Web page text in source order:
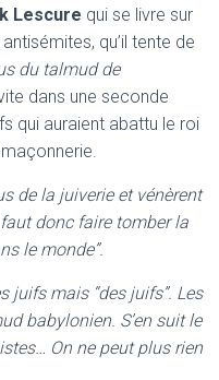
Lescure qui se livre sur
qu’il tente de
du talmud de
dans une seconde
qui auraient abattu le roi
de la juiverie et vénèrent
donc faire tomber la
le monde”.
juifs mais “des juifs”. Les
babylonien. S’en suit le
On ne peut plus rien